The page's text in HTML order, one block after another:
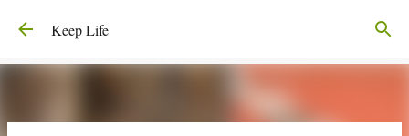
Μετάβαση στο κύριο περιεχόμενο
Keep Life